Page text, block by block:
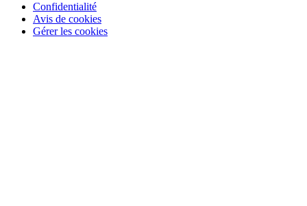
Confidentialité
Avis de cookies
Gérer les cookies